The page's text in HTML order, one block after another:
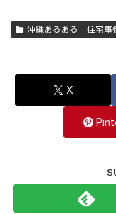
沖縄あるある 住宅事
X